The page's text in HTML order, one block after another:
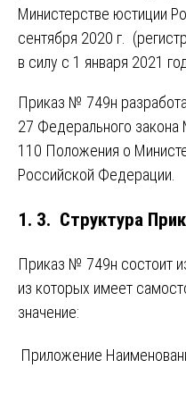
Министерстве юстиции
сентября 2020 г.
в силу с 1 января 2021
Приказ № 749н
27 Федерального
110 Положения о
Российской Федерации.
1. 3. Структура
Приказ № 749н состоит
из которых имеет
значение:
Приложение